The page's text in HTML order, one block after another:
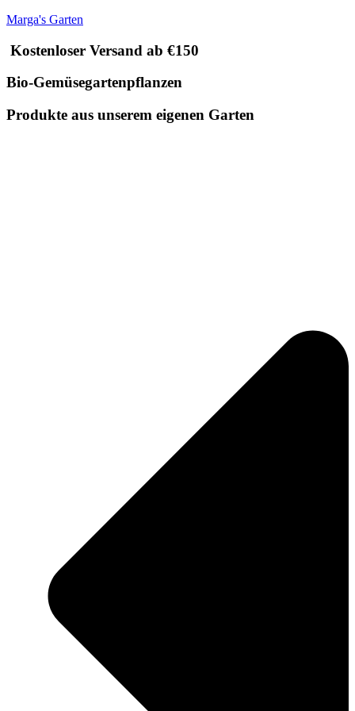
Marga's Garten
Kostenloser Versand ab €150
Bio-Gemüsegartenpflanzen
Produkte aus unserem eigenen Garten